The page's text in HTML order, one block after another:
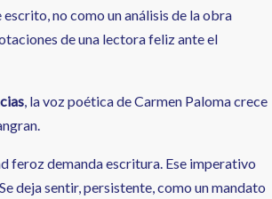
no como un análisis de la obra
de una lectora feliz ante el
, la voz poética de Carmen Paloma crece
feroz demanda escritura. Ese imperativo
deja sentir, persistente, como un mandato